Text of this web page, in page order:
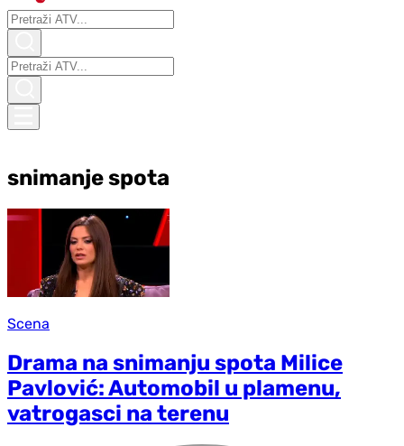
snimanje spota
Scena
Drama na snimanju spota Milice
Pavlović: Automobil u plamenu,
vatrogasci na terenu